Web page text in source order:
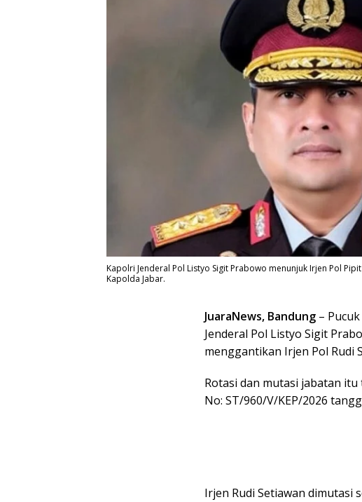
Kapolri Jenderal Pol Listyo Sigit Prabowo menunjuk Irjen Pol
Kapolda Jabar.
JuaraNews, Bandung –
Jenderal Pol Listyo Sigit
menggantikan Irjen Pol Rudi
Rotasi dan mutasi jabatan
No: ST/960/V/KEP/2026
Irjen Rudi Setiawan dimutasi